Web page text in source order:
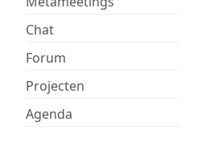
Chat
Forum
Projecten
Agenda